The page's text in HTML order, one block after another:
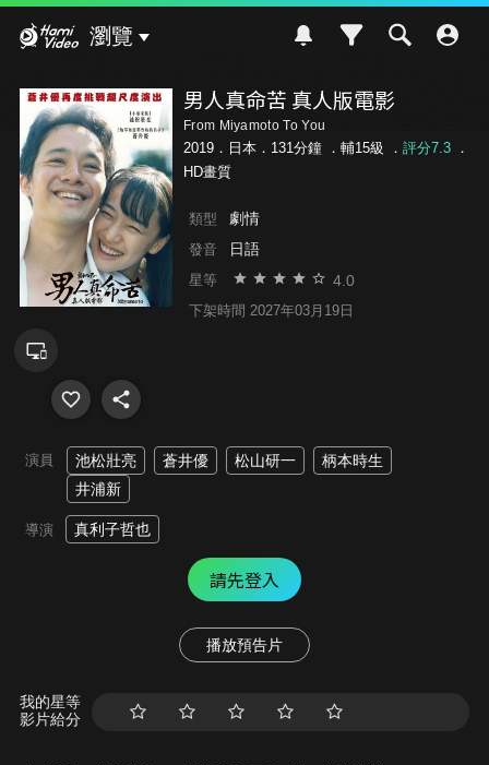
瀏覽
男人真命苦 真人版電影
From Miyamoto To You
2019．日本．131分鐘 ． 輔15級 ． 評分7.3．
HD畫質
類型 劇情
發音 日語
星等 4.0
下架時間 2027年03月19日
演員 池松壯亮 蒼井優 松山研一
柄本時生
井浦新
導演 真利子哲也
請先登入
播放預告片
我的星等
影片給分